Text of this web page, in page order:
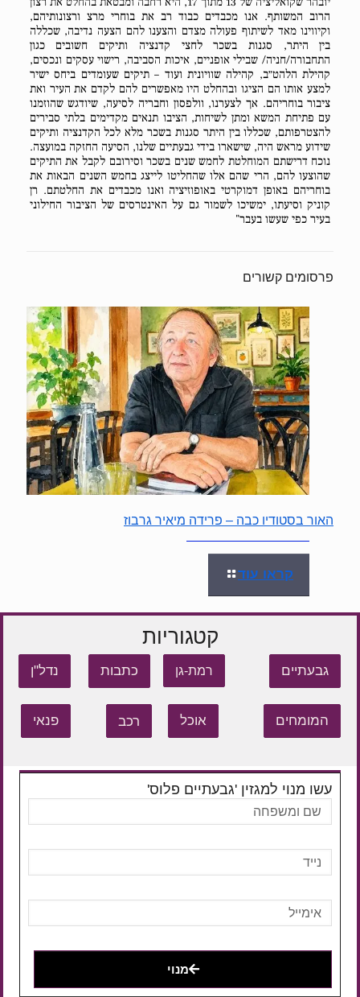
הרוב המשותף. אנו מכבדים כבוד רב את בוחרי מרצ ורצונותיהם,
וקיווינו מאד לשיתוף פעולה מצדם והצענו להם הצעה נדיבה, שכללה
בין היתר, סגנות בשכר לחצי קדנציה ותיקים חשובים כגון
התחבורה/חניה/ שבילי אופניים, איכות הסביבה, רישוי עסקים ונכסים,
קהילת הלהט״ב, קהילה שוויונית ועוד – תיקים שעומדים ביחס ישיר
למצע אותו הם הציגו ובהחלט היו מאפשרים להם לקדם את העיר ואת
ציבור בוחריהם. אך לצערנו, וולפסון וחבריה לסיעה, שיודגש שהוזמנו
עם פתיחת המשא ומתן לשיחות, הציבו תנאים מקדימים בלתי סבירים
להצטרפותם, שכללו בין היתר סגנות בשכר מלא לכל הקדנציה ותיקים
שידוע מראש היה, שישארו בידי גבעתיים שלנו, הסיעה החזקה במועצה.
נוכח דרישתם המוחלטת לחמש שנים בשכר וסירובם לקבל את התיקים
שהוצעו להם, הרי שהם אלו שהחליטו לייצג בחמש השנים הבאות את
בוחריהם באופן דמוקרטי באופוזיציה ואנו מכבדים את החלטתם. רן
קוניק וסיעתו, ימשיכו לשמור גם על האינטרסים של הציבור החילוני
בעיר כפי שעשו בעבר"
פרסומים קשורים
האור בסטודיו כבה – פרידה מיאיר גרבוז
קראו עוד
קטגוריות
גבעתיים רמת-גן כתבות נדל"ן
המומחים אוכל רכב פנאי
עשו מנוי למגזין 'גבעתיים פלוס'
מנוי